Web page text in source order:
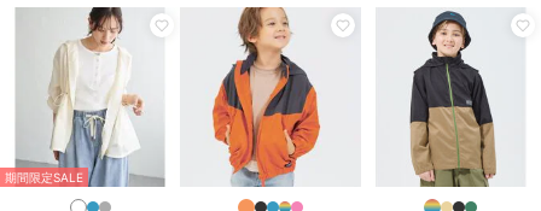
マウンテンパーカー
ナイロン/ポリエステル素材
ロゴ/ミドル丈
サイズあり
/洗える
タイル/ウォーキング・ランニン
/アウトドア/キャンプ・レ
ジャー/フード付き
期間限定SALE